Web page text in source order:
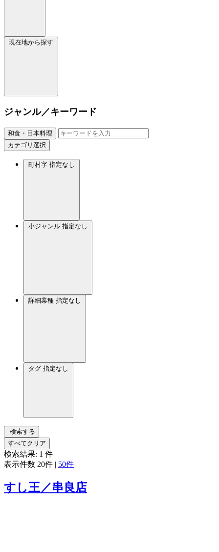
現在地から探す
ジャンル／キーワード
和食・日本料理
カテゴリ選択
町村字 指定なし
小ジャンル 指定なし
詳細業種 指定なし
タグ 指定なし
検索する
すべてクリア
検索結果: 1 件
表示件数 20件 | 50件
すし王／串良店